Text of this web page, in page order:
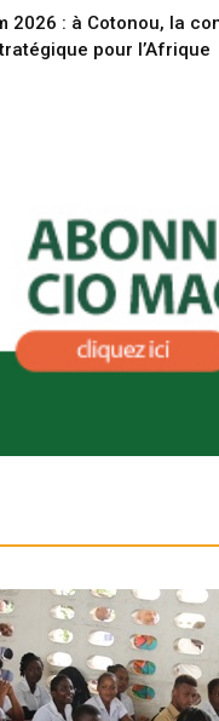
2026 : à Cotonou, la
pour l’Afrique